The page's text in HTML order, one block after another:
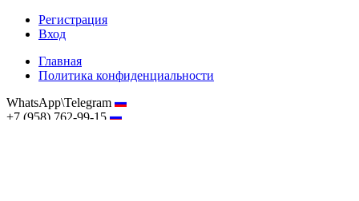
Регистрация
Вход
Главная
Политика конфиденциальности
WhatsApp\Telegram
+7 (958) 762-99-15